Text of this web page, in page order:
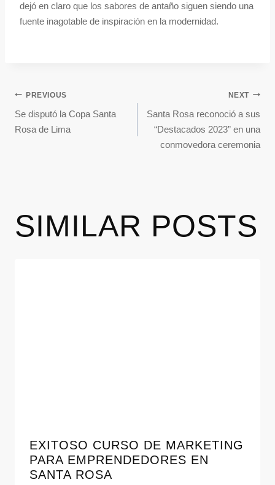
dejó en claro que los sabores de antaño siguen siendo una
fuente inagotable de inspiración en la modernidad.
PREVIOUS
Se disputó la Copa Santa
Rosa de Lima
NEXT
Santa Rosa reconoció a sus
“Destacados 2023” en una
conmovedora ceremonia
SIMILAR POSTS
EXITOSO CURSO DE MARKETING
PARA EMPRENDEDORES EN
SANTA ROSA